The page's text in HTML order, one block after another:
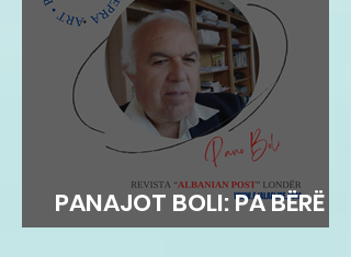
PANAJOT BOLI: PA BËRË
MEKAT...